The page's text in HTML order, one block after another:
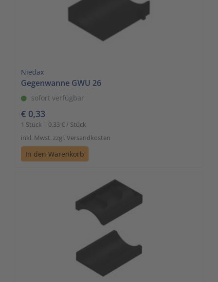
Niedax
Gegenwanne GWU 26
sofort verfügbar
€ 0,33
1 Stück | 0,33 € / Stück
inkl. Mwst. zzgl. Versandkosten
In den Warenkorb